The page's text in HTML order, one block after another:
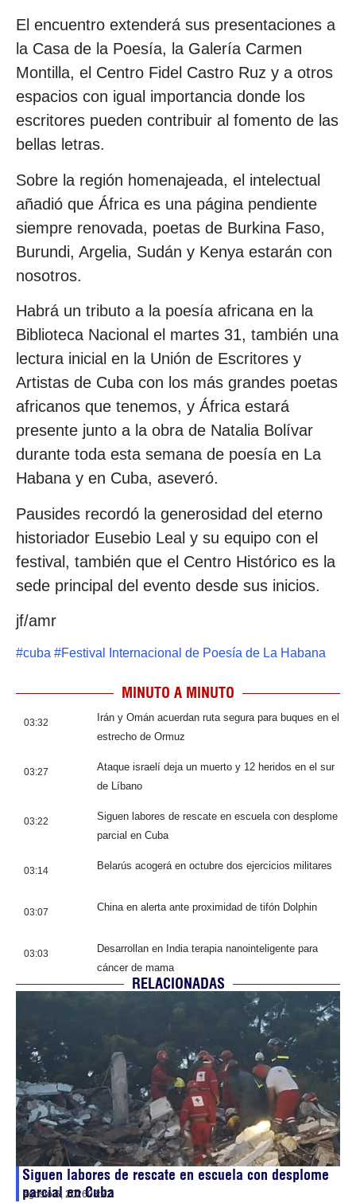
El encuentro extenderá sus presentaciones a
la Casa de la Poesía, la Galería Carmen
Montilla, el Centro Fidel Castro Ruz y a otros
espacios con igual importancia donde los
escritores pueden contribuir al fomento de las
bellas letras.
Sobre la región homenajeada, el intelectual
añadió que África es una página pendiente
siempre renovada, poetas de Burkina Faso,
Burundi, Argelia, Sudán y Kenya estarán con
nosotros.
Habrá un tributo a la poesía africana en la
Biblioteca Nacional el martes 31, también una
lectura inicial en la Unión de Escritores y
Artistas de Cuba con los más grandes poetas
africanos que tenemos, y África estará
presente junto a la obra de Natalia Bolívar
durante toda esta semana de poesía en La
Habana y en Cuba, aseveró.
Pausides recordó la generosidad del eterno
historiador Eusebio Leal y su equipo con el
festival, también que el Centro Histórico es la
sede principal del evento desde sus inicios.
jf/amr
#cuba #Festival Internacional de Poesía de La Habana
MINUTO A MINUTO
03:32
Irán y Omán acuerdan ruta segura para buques en el
estrecho de Ormuz
03:27
Ataque israelí deja un muerto y 12 heridos en el sur
de Líbano
03:22
Siguen labores de rescate en escuela con desplome
parcial en Cuba
03:14 Belarús acogerá en octubre dos ejercicios militares
03:07 China en alerta ante proximidad de tifón Dolphin
03:03
Desarrollan en India terapia nanointeligente para
cáncer de mama
RELACIONADAS
Siguen labores de rescate en escuela con desplome
parcial en Cuba
agosto 6, 202603:22